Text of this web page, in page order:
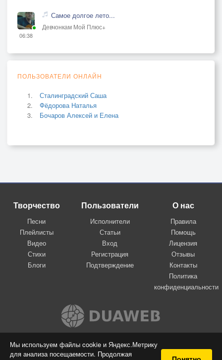
Мы используем файлы cookie и Яндекс.Метрику
для анализа посещаемости. Продолжая
06:38
Самое долгое лето...
Девчонкам Мой Плюс+
ПОЛЬЗОВАТЕЛИ ОНЛАЙН
Сталинградский Саша
Фёдорова Наталья
Бочаров Алексей и Елена
Творчество
Песни
Плейлисты
Видео
Стихи
Блоги
Пользователи
Исполнители
Статьи
Вход
Регистрация
Подтверждение
О нас
Правила
Помощь
Лицензия
Отзывы
Контакты
Политика
конфиденциальности
Вконтакте
© 2009-2026 Я-пою